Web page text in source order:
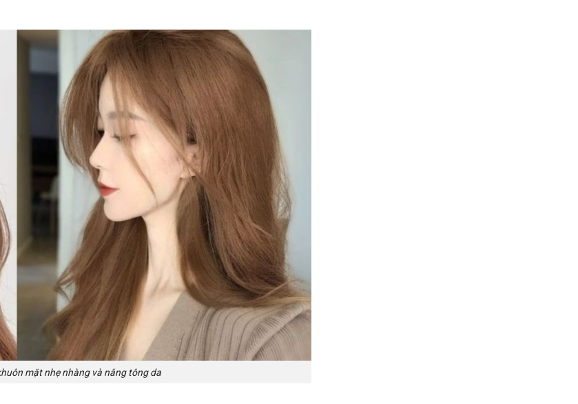
mặt nhẹ nhàng và nâng tông da